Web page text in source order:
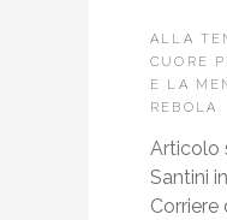
ALLA
CUORE
E LA
REBOLA
Articolo
Santini
Corriere